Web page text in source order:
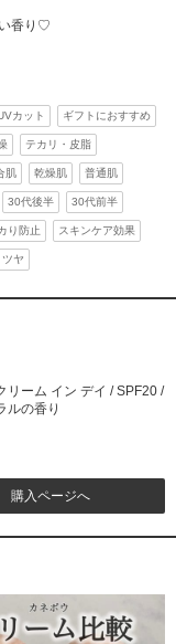
香り♡
カット ギフトにおすすめ
テカリ・皮脂
肌 乾燥肌 普通肌
30代後半 30代前半
り防止 スキンケア効果
ツヤ
リーム イン デイ / SPF20 /
ルの香り
購入ページへ